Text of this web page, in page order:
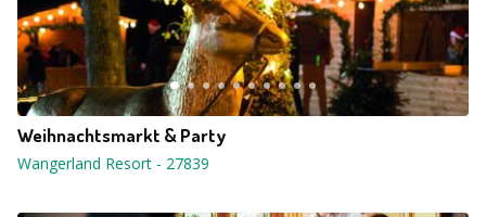
Weihnachtsmarkt & Party
Wangerland Resort - 27839